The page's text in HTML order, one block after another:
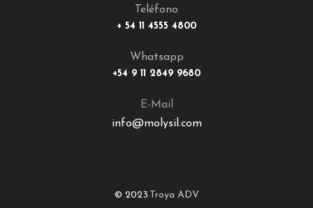
Teléfono
+ 54 11 4555 4800
Whatsapp
+54 9 11 2849 9680
E-Mail
info@molysil.com
© 2023.Troya ADV